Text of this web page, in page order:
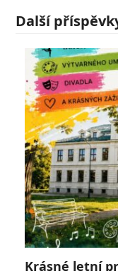
Další
Krásné letní